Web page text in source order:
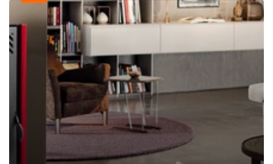
Sobe
&
Termoseminee